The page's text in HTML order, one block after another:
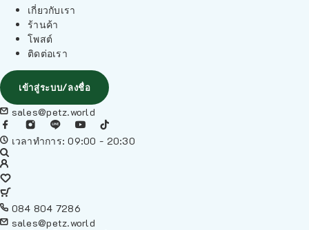
เกี่ยวกับเรา
ร้านค้า
โพสต์
ติดต่อเรา
เข้าสู่ระบบ/ลงชื่อ
sales@petz.world
เวลาทำการ: 09:00 - 20:30
084 804 7286
sales@petz.world